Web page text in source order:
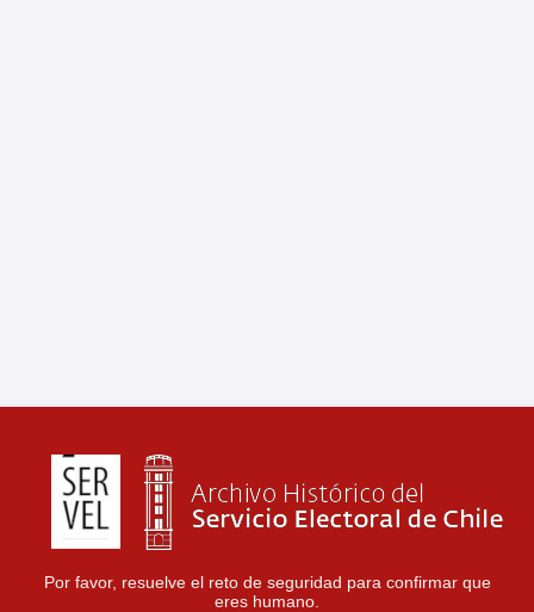
Por favor, resuelve el reto de seguridad para confirmar que
eres humano.